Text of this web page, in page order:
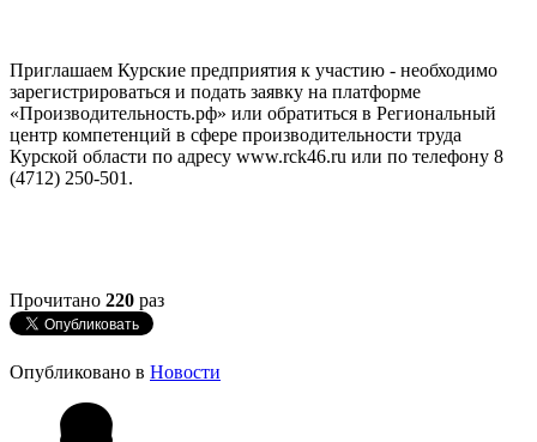
Приглашаем Курские предприятия к участию - необходимо
зарегистрироваться и подать заявку на платформе
«Производительность.рф» или обратиться в Региональный
центр компетенций в сфере производительности труда
Курской области по адресу www.rck46.ru или по телефону 8
(4712) 250-501.
Прочитано 220 раз
Опубликовано в Новости